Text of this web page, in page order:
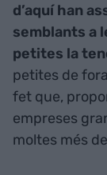
d’aquí han
semblants a
petites la
petites de
fet que,
empreses
moltes més